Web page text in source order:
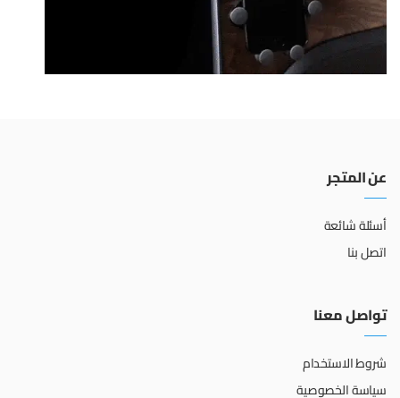
عن المتجر
أسئلة شائعة
اتصل بنا
تواصل معنا
شروط الاستخدام
سياسة الخصوصية